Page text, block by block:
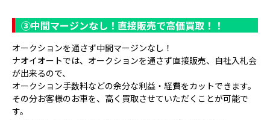
③中間マージンなし！直接販売で高価買取！！
オークションを通さず中間マージンなし！
ナオイオートでは、オークションを通さず直接販売、自社入札会
が出来るので、
オークション手数料などの余分な利益・経費をカットできます。
その分お客様のお車を、高く買取させていただくことが可能で
す。